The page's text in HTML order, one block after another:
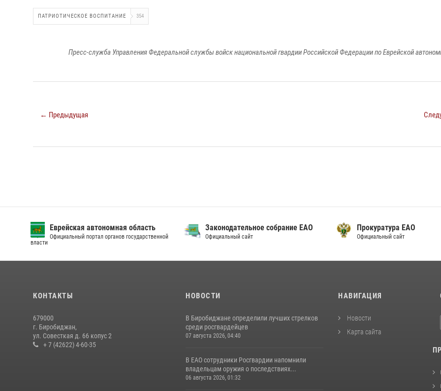
ПАТРИОТИЧЕСКОЕ ВОСПИТАНИЕ 354
Пресс-служба Управления Федеральной службы войск национальной гвардии Российской Федерации по Еврейской
← Предыдущая
Еврейская автономная область
Официальный портал органов государственной
власти
Законодательное собрание ЕАО
Официальный сайт
Прокуратура ЕАО
Официальный сайт
КОНТАКТЫ
679000
г. Биробиджан,
ул. Совесткая д. 66 копус 2
+ 7 (42622) 4-60-35
НОВОСТИ
В Биробиджане определили лучших стрелков
среди росгвардейцев
07 августа 2026, 04:40
В ЕАО сотрудники Росгвардии напомнили
владельцам оружия о последствиях...
06 августа 2026, 01:32
НАВИГАЦИЯ
Новости
Карта сайта